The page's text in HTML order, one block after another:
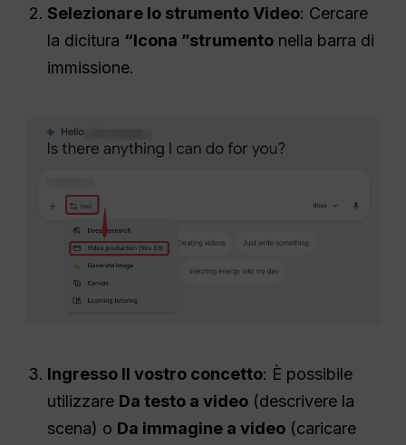
Selezionare lo strumento Video: Cercare
la dicitura “Icona ”strumento nella barra di
immissione.
Ingresso Il vostro concetto: È possibile
utilizzare Da testo a video (descrivere la
scena) o Da immagine a video (caricare